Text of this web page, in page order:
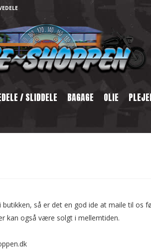
/ SLIDDELE BAGAGE OLIE
så er det en god ide at maile til os
kan også være solgt i mellemtiden.